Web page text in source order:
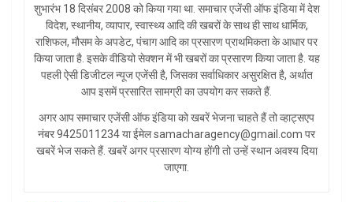
शुभारंभ 18 दिसंबर 2008 को किया गया था. समाचार एजेंसी ऑफ इंडिया में देश
विदेश, स्थानीय, व्यापार, स्वास्थ्य आदि की खबरों के साथ ही साथ धार्मिक,
राशिफल, मौसम के अपडेट, पंचाग आदि का प्रसारण प्राथमिकता के आधार पर
किया जाता है. इसके वीडियो सेक्शन में भी खबरों का प्रसारण किया जाता है. यह
पहली ऐसी डिजीटल न्यूज एजेंसी है, जिसका सर्वाधिकार असुरक्षित है, अर्थात
आप इसमें प्रसारित सामग्री का उपयोग कर सकते हैं.
अगर आप समाचार एजेंसी ऑफ इंडिया को खबरें भेजना चाहते हैं तो व्हाट्सएप
नंबर 9425011234 या ईमेल samacharagency@gmail.com पर
खबरें भेज सकते हैं. खबरें अगर प्रसारण योग्य होंगी तो उन्हें स्थान अवश्य दिया
जाएगा.